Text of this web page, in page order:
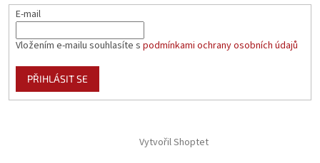
E-mail
Vložením e-mailu souhlasíte s podmínkami ochrany osobních údajů
PŘIHLÁSIT SE
Vytvořil Shoptet